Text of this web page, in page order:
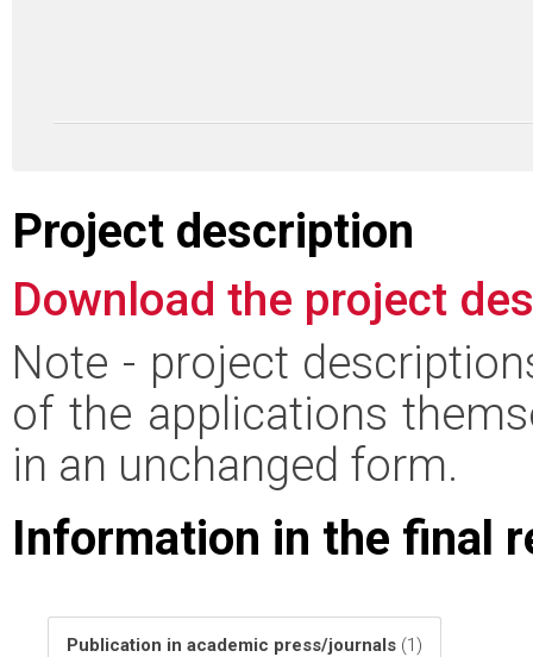
Project description
Download the project
Note - project
of the applications
in an unchanged form.
Information in the final
Publication in academic press/journals (1)